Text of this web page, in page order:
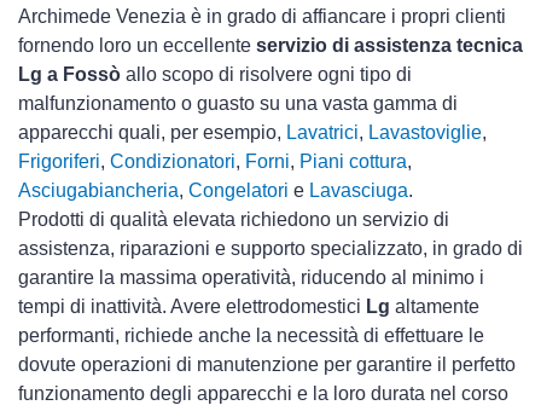
Archimede Venezia è in grado di affiancare i propri clienti
fornendo loro un eccellente servizio di assistenza tecnica
Lg a Fossò allo scopo di risolvere ogni tipo di
malfunzionamento o guasto su una vasta gamma di
apparecchi quali, per esempio, Lavatrici, Lavastoviglie,
Frigoriferi, Condizionatori, Forni, Piani cottura,
Asciugabiancheria, Congelatori e Lavasciuga.
Prodotti di qualità elevata richiedono un servizio di
assistenza, riparazioni e supporto specializzato, in grado di
garantire la massima operatività, riducendo al minimo i
tempi di inattività. Avere elettrodomestici Lg altamente
performanti, richiede anche la necessità di effettuare le
dovute operazioni di manutenzione per garantire il perfetto
funzionamento degli apparecchi e la loro durata nel corso